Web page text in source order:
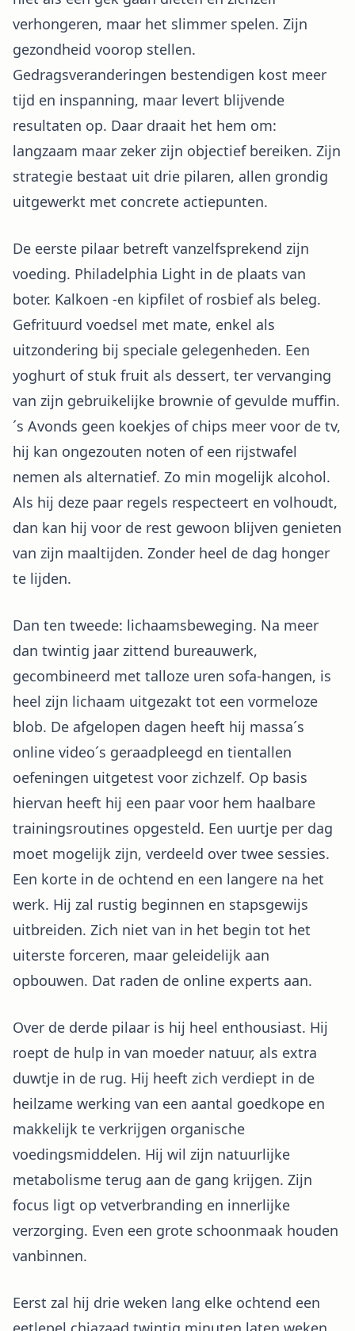
verhongeren, maar het slimmer spelen. Zijn
gezondheid voorop stellen.
Gedragsveranderingen bestendigen kost meer
tijd en inspanning, maar levert blijvende
resultaten op. Daar draait het hem om:
langzaam maar zeker zijn objectief bereiken. Zijn
strategie bestaat uit drie pilaren, allen grondig
uitgewerkt met concrete actiepunten.
De eerste pilaar betreft vanzelfsprekend zijn
voeding. Philadelphia Light in de plaats van
boter. Kalkoen -en kipfilet of rosbief als beleg.
Gefrituurd voedsel met mate, enkel als
uitzondering bij speciale gelegenheden. Een
yoghurt of stuk fruit als dessert, ter vervanging
van zijn gebruikelijke brownie of gevulde muffin.
´s Avonds geen koekjes of chips meer voor de tv,
hij kan ongezouten noten of een rijstwafel
nemen als alternatief. Zo min mogelijk alcohol.
Als hij deze paar regels respecteert en volhoudt,
dan kan hij voor de rest gewoon blijven genieten
van zijn maaltijden. Zonder heel de dag honger
te lijden.
Dan ten tweede: lichaamsbeweging. Na meer
dan twintig jaar zittend bureauwerk,
gecombineerd met talloze uren sofa-hangen, is
heel zijn lichaam uitgezakt tot een vormeloze
blob. De afgelopen dagen heeft hij massa´s
online video´s geraadpleegd en tientallen
oefeningen uitgetest voor zichzelf. Op basis
hiervan heeft hij een paar voor hem haalbare
trainingsroutines opgesteld. Een uurtje per dag
moet mogelijk zijn, verdeeld over twee sessies.
Een korte in de ochtend en een langere na het
werk. Hij zal rustig beginnen en stapsgewijs
uitbreiden. Zich niet van in het begin tot het
uiterste forceren, maar geleidelijk aan
opbouwen. Dat raden de online experts aan.
Over de derde pilaar is hij heel enthousiast. Hij
roept de hulp in van moeder natuur, als extra
duwtje in de rug. Hij heeft zich verdiept in de
heilzame werking van een aantal goedkope en
makkelijk te verkrijgen organische
voedingsmiddelen. Hij wil zijn natuurlijke
metabolisme terug aan de gang krijgen. Zijn
focus ligt op vetverbranding en innerlijke
verzorging. Even een grote schoonmaak houden
vanbinnen.
Eerst zal hij drie weken lang elke ochtend een